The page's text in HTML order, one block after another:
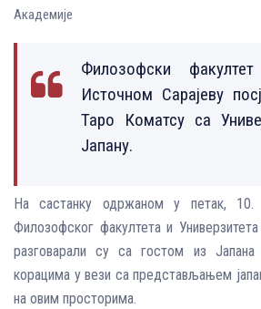
Академије
Филозофски
Источном Сарајеву
Таро Коматсу са
Јапану.
На састанку одржаном у петак, 10.
Филозофског факултета и
разговарали су са гостом из
корацима у вези са представљањем
на овим просторима.